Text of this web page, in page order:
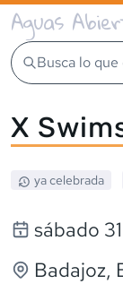
Aguas
Busca lo que
X
ya celebrada
sábado
Badajoz,